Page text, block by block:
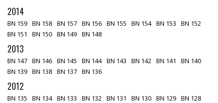
2014
BN 159 BN 158 BN 157 BN 156 BN 155 BN 154 BN 153
BN 152
BN 151
BN 150 BN 149 BN 148
2013
BN 147 BN 146 BN 145 BN 144 BN 143 BN 142 BN 141
BN 140
BN 139 BN 138 BN 137 BN 136
2012
BN 135 BN 134 BN 133 BN 132 BN 131 BN 130 BN 129 BN 128